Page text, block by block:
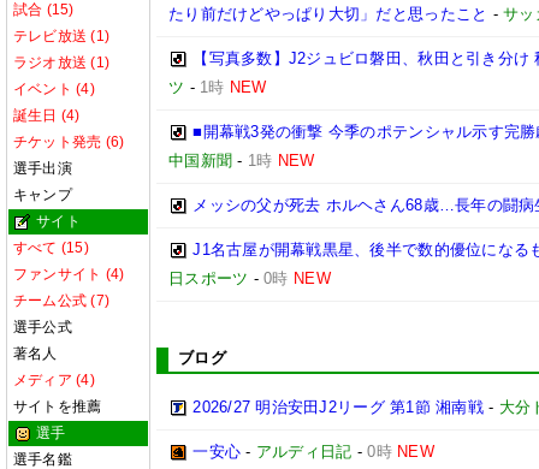
試合 (15)
テレビ放送 (1)
ラジオ放送 (1)
イベント (4)
誕生日 (4)
チケット発売 (6)
選手出演
キャンプ
サイト
すべて (15)
ファンサイト (4)
チーム公式 (7)
選手公式
著名人
メディア (4)
サイトを推薦
選手
選手名鑑
たり前だけどやっぱり大切」だと思ったこと -サッ
【写真多数】J2ジュビロ磐田、秋田と引き分
ツ - 1時 NEW
■開幕戦3発の衝撃 今季のポテンシャル示す完
中国新聞 - 1時 NEW
メッシの父が死去 ホルヘさん68歳…長年の闘
J1名古屋が開幕戦黒星、後半で数的優位にな
日スポーツ -0時 NEW
ブログ
2026/27 明治安田J2リーグ 第1節 湘南戦- 大分
一安心 - アルディ日記 -0時 NEW